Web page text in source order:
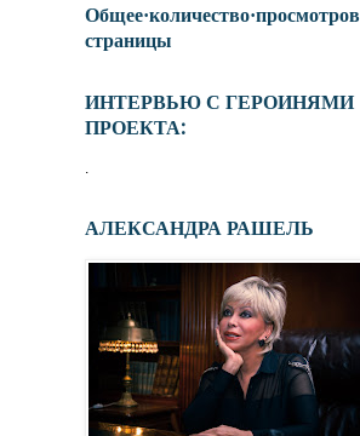
Общее·количество·просмотров
страницы
ИНТЕРВЬЮ С ГЕРОИНЯМИ
ПРОЕКТА:
.
АЛЕКСАНДРА РАШЕЛЬ